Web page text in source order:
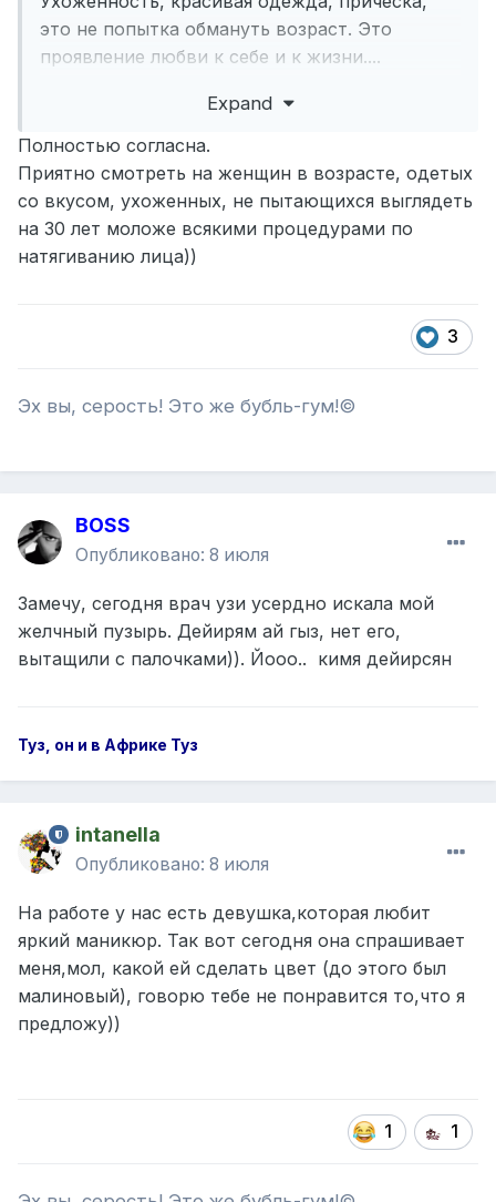
это не попытка обмануть возраст. Это
проявление любви к себе и к жизни....
возраста, которые выглядят красиво и
стильно. Не обязательно дорого одетых, а
именно со вкусом..... Когда видно, что
человек не махнул на себя рукой, а
продолжает радоваться жизни, следит за
собой, выбирает одежду, которая ему
уверенность, спокойствие и свой возрастной
Женщины могут менять стиль, прическу,
ухоженной и любимой остаётся с ней всегда,
в любом возрасте..... Получать комплименты
независимо от их возраста....
И, наверное, самое красивое когда человек
не пытается обмануть возраст
свой возраст....
Expand
Полностью согласна.
Приятно смотреть на женщин в возрасте, одетых
со вкусом, ухоженных, не пытающихся выглядеть
на 30 лет моложе всякими процедурами по
натягиванию лица))
3
Эх вы, серость! Это же бубль-гум!©
BOSS
Опубликовано: 8 июля
Замечу, сегодня врач узи усердно искала мой
желчный пузырь. Дейирям ай гыз, нет его,
вытащили с палочками)). Йооо.. кимя дейирсян
Туз, он и в Африке Туз
intanella
Опубликовано: 8 июля
На работе у нас есть девушка,которая любит
яркий маникюр. Так вот сегодня она спрашивает
меня,мол, какой ей сделать цвет (до этого был
малиновый), говорю тебе не понравится то,что я
предложу))
1 1